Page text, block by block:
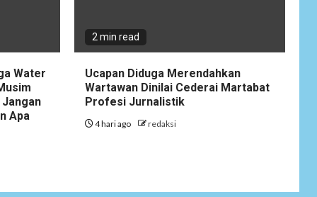
Bulukumba
NEWS
Soal Dugaan
Tenaga Ahli Fiktif,
NEWS
Water
Apa
2 min read
Ucapan Diduga Merendahkan
Wartawan Dinilai Cederai Martabat
Profesi Jurnalistik
4 hari ago redaksi